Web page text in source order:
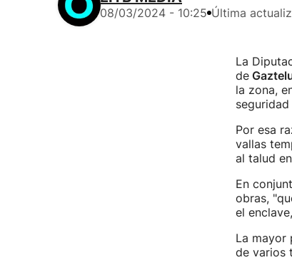
08/03/2024 - 10:25 Última
La
de
la zona,
Por esa
vallas
al talud
En
obras,
el
La mayor
de varios